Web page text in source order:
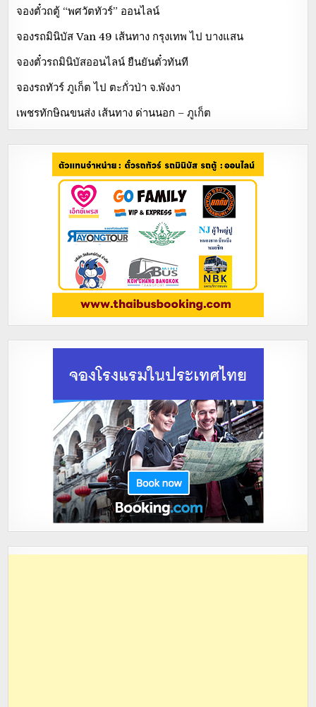
จองตั๋วถตู้ “พศวัตทัวร์” ออนไลน์
จองรถมินิบัส Van 49 เส้นทาง กรุงเทพ ไป บางแสน
จองตั๋วรถมินิบัสออนไลน์ ยืนยันตั๋วทันที
จองรถทัวร์ ภูเก็ต ไป ตะกั่วป่า จ.พังงา
เพชรทักษิณขนส่ง เส้นทาง ด่านนอก – ภูเก็ต